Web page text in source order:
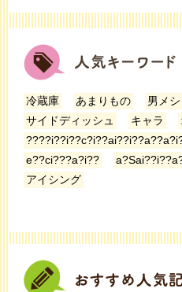
冷蔵庫 あまりもの 男メシ
サイドディッシュ
キャラ
e??ci???a?i??
アイシング